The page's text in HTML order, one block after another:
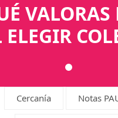
VALORAS
ELEGIR
Cercanía Notas